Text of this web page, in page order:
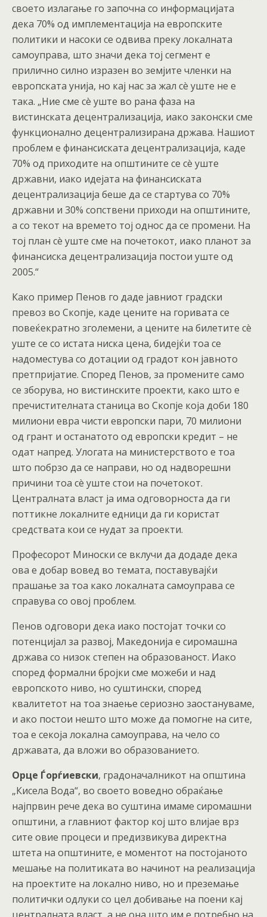
своето излагање го започна со информацијата
дека 70% од имплементација на европските
политики и насоки се одвива преку локалната
самоуправа, што значи дека тој сегмент е
прилично силно изразен во земјите членки на
европската унија, но кај нас за жал сè уште не е
така. „Ние сме сè уште во рана фаза на
вистинската децентрализација, иако законски сме
функционално децентрализирана држава. Нашиот
проблем е финансиската децентрализација, каде
70% од приходите на општините се сè уште
државни, иако идејата на финансиската
децентрализација беше да се стартува со 70%
државни и 30% сопствени приходи на општините,
а со текот на времето тој однос да се промени. На
тој план сè уште сме на почетокот, иако планот за
финансиска децентрализација постои уште од
2005.“
Како пример Пенов го даде јавниот градски
превоз во Скопје, каде цените на горивата се
повеќекратно зголемени, а цените на билетите сè
уште се со истата ниска цена, бидејќи тоа се
надоместува со дотации од градот кон јавното
претпријатие. Според Пенов, за промените само
се зборува, но вистинските проекти, како што е
пречистителната станица во Скопје која доби 180
милиони евра чисти европски пари, 70 милиони
од грант и останатото од европски кредит – не
одат напред. Улогата на министерството е тоа
што побрзо да се направи, но од надворешни
причини тоа сè уште стои на почетокот.
Централната власт ја има одговорноста да ги
поттикне локалните едници да ги користат
средствата кои се нудат за проекти.
Професорот Миноски се вклучи да додаде дека
ова е добар вовед во темата, поставувајќи
прашање за тоа како локалната самоуправа се
справува со овој проблем.
Пенов одговори дека иако постојат точки со
потенцијал за развој, Македонија е сиромашна
држава со низок степен на образованост. Иако
според формални бројки сме можеби и над
европското ниво, но суштински, според
квалитетот на тоа знаење сериозно заостануваме,
и ако постои нешто што може да помогне на сите,
тоа е секоја локална самоуправа, на чело со
државата, да вложи во образованието.
Орце Ѓорѓиевски, градоначалникот на општина
„Кисела Вода“, во своето воведно обраќање
најпрвин рече дека во суштина имаме сиромашни
општини, а главниот фактор кој што влијае врз
сите овие процеси и предизвикува директна
штета на општините, е моментот на постојаното
мешање на политиката во начинот на реализација
на проектите на локално ниво, но и преземање
политички одлуки со цел добивање на поени кај